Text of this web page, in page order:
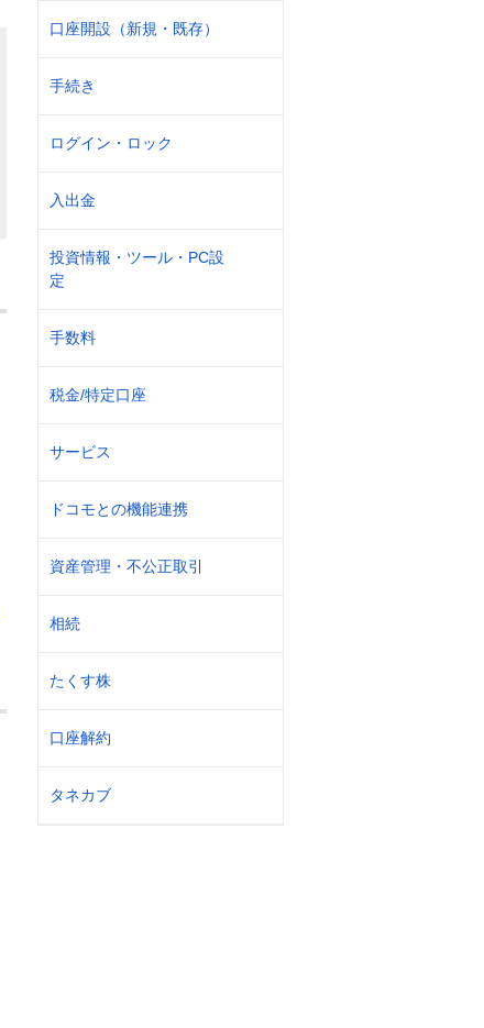
口座開設（新規・既存）
手続き
ログイン・ロック
入出金
投資情報・ツール・PC設
定
手数料
税金/特定口座
サービス
ドコモとの機能連携
資産管理・不公正取引
相続
たくす株
口座解約
タネカブ